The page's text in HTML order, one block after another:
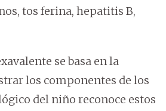
tos ferina, hepatitis B,
se basa en la
los componentes de los
del niño reconoce estos